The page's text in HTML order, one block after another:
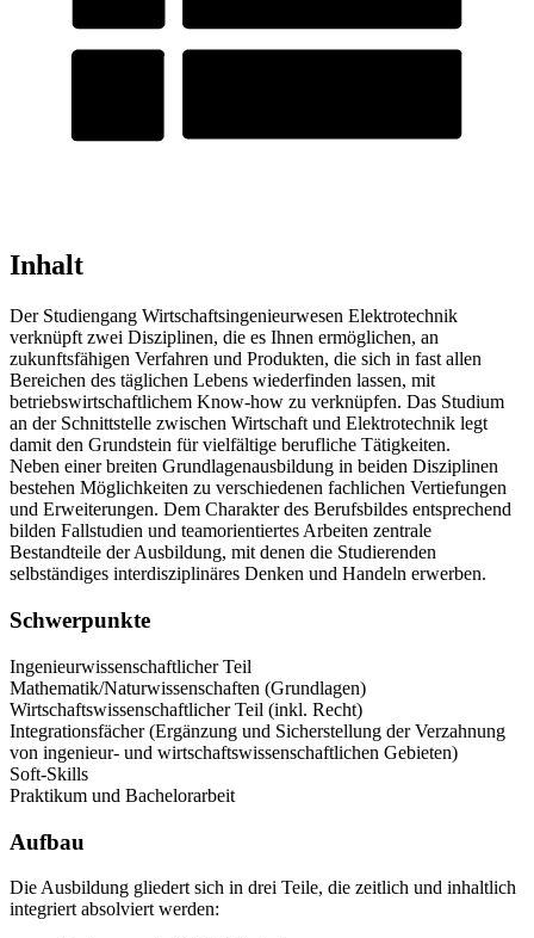
Inhalt
Der Studiengang Wirtschaftsingenieurwesen Elektrotechnik
verknüpft zwei Disziplinen, die es Ihnen ermöglichen, an
zukunftsfähigen Verfahren und Produkten, die sich in fast allen
Bereichen des täglichen Lebens wiederfinden lassen, mit
betriebswirtschaftlichem Know-how zu verknüpfen. Das Studium
an der Schnittstelle zwischen Wirtschaft und Elektrotechnik legt
damit den Grundstein für vielfältige berufliche Tätigkeiten.
Neben einer breiten Grundlagenausbildung in beiden Disziplinen
bestehen Möglichkeiten zu verschiedenen fachlichen Vertiefungen
und Erweiterungen. Dem Charakter des Berufsbildes entsprechend
bilden Fallstudien und teamorientiertes Arbeiten zentrale
Bestandteile der Ausbildung, mit denen die Studierenden
selbständiges interdisziplinäres Denken und Handeln erwerben.
Schwerpunkte
Ingenieurwissenschaftlicher Teil
Mathematik/Naturwissenschaften (Grundlagen)
Wirtschaftswissenschaftlicher Teil (inkl. Recht)
Integrationsfächer (Ergänzung und Sicherstellung der Verzahnung
von ingenieur- und wirtschaftswissenschaftlichen Gebieten)
Soft-Skills
Praktikum und Bachelorarbeit
Aufbau
Die Ausbildung gliedert sich in drei Teile, die zeitlich und inhaltlich
integriert absolviert werden: